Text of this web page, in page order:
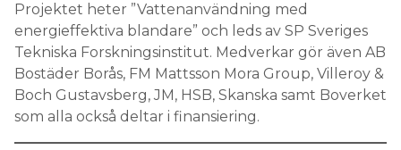
Projektet heter ”Vattenanvändning med
energieffektiva blandare” och leds av SP Sveriges
Tekniska Forskningsinstitut. Medverkar gör även AB
Bostäder Borås, FM Mattsson Mora Group, Villeroy &
Boch Gustavsberg, JM, HSB, Skanska samt Boverket
som alla också deltar i finansiering.